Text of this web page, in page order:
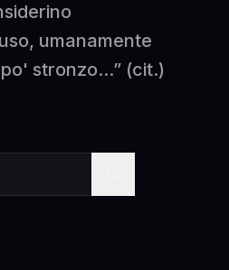
umanamente
stronzo...” (cit.)